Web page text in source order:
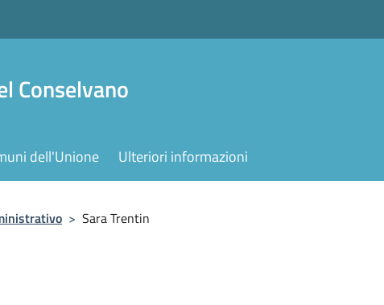
Conselvano
dell'Unione Ulteriori informazioni
> Sara Trentin